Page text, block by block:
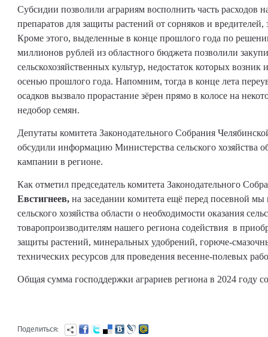
Субсидии позволили аграриям восполнить часть расходов
препаратов для защиты растений от сорняков и
Кроме этого, выделенные в конце прошлого года по
миллионов рублей из областного бюджета позволили
сельскохозяйственных культур, недостаток которых возник
осенью прошлого года. Напомним, тогда в конце лета
осадков вызвало прорастание зёрен прямо в колосе на
недобор семян.
Депутаты комитета Законодательного Собрания
обсудили информацию Министерства сельского хозяйства
кампании в регионе.
Как отметил председатель комитета Законодательного
Евстигнеев, на заседании комитета ещё перед посевной
сельского хозяйства области о необходимости оказания
товаропроизводителям нашего региона содействия в
защиты растений, минеральных удобрений, горюче-
технических ресурсов для проведения весенне-полевых
Общая сумма господдержки аграриев региона в 2024 году
Поделиться: